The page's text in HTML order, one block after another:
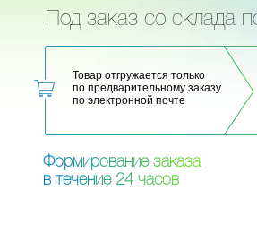
Под заказ со склада
Товар отгружается только
по предварительному заказу
по электронной почте
Формирование заказа
в течение 24 часов